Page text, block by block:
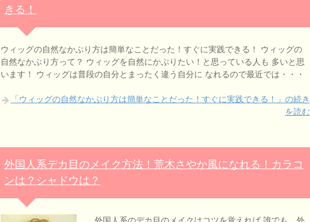
きる！
ウィッグの自然なかぶり方は簡単なことだった！すぐに実践できる！ ウィッグの
自然なかぶり方って？ ウィッグを自然にかぶりたい！と思っている人も 多いと思
います！ ウィッグは普段の自分とまったく違う自分に なれるので最近では・・・
「ウィッグの自然なかぶり方は簡単なことだった！すぐに実践できる！」の続き
を読む
外国人系デカ目のメイク方法！荒木さやか風になれる！カラコ
ンは？シャドウは？